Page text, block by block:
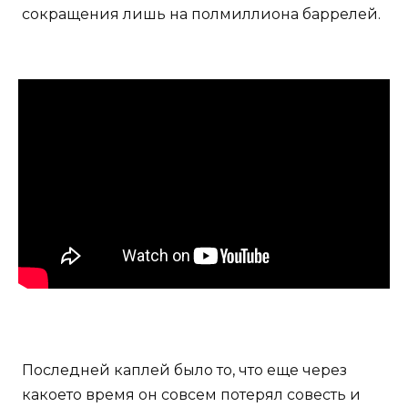
сокращения лишь на полмиллиона баррелей.
Последней каплей было то, что еще через
какоето время он совсем потерял совесть и